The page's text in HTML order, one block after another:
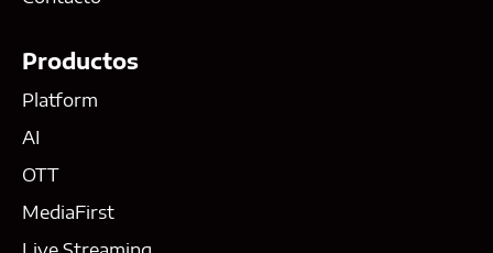
Productos
Platform
AI
OTT
MediaFirst